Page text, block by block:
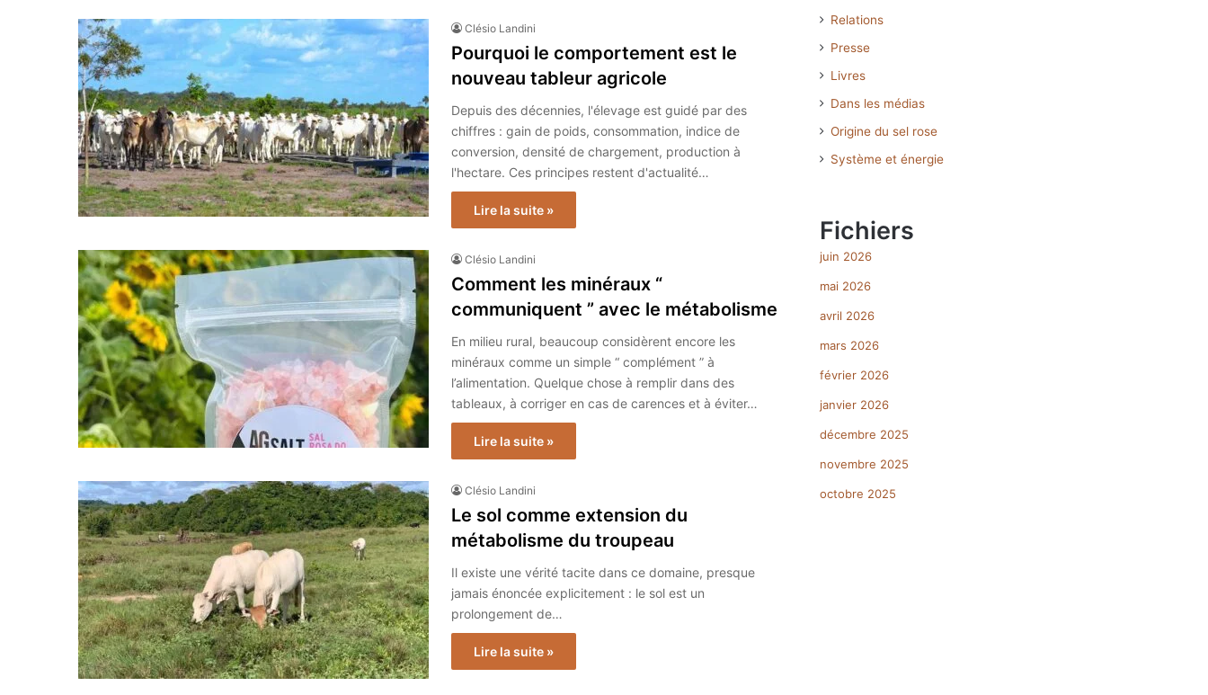
Clésio Landini
Pourquoi le comportement est le
nouveau tableur agricole
Depuis des décennies, l'élevage est guidé par des
chiffres : gain de poids, consommation, indice de
conversion, densité de chargement, production à
l'hectare. Ces principes restent d'actualité…
Lire la suite »
Clésio Landini
Comment les minéraux “
communiquent ” avec le métabolisme
En milieu rural, beaucoup considèrent encore les
minéraux comme un simple “ complément ” à
l’alimentation. Quelque chose à remplir dans des
tableaux, à corriger en cas de carences et à éviter…
Lire la suite »
Clésio Landini
Le sol comme extension du
métabolisme du troupeau
Il existe une vérité tacite dans ce domaine, presque
jamais énoncée explicitement : le sol est un
prolongement de…
Lire la suite »
Relations
Presse
Livres
Dans les médias
Origine du sel rose
Système et énergie
Fichiers
juin 2026
mai 2026
avril 2026
mars 2026
février 2026
janvier 2026
décembre 2025
novembre 2025
octobre 2025